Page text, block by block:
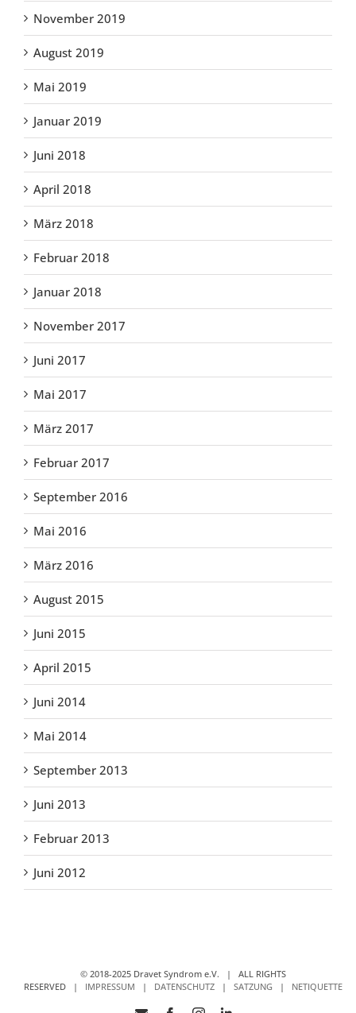
November 2019
August 2019
Mai 2019
Januar 2019
Juni 2018
April 2018
März 2018
Februar 2018
Januar 2018
November 2017
Juni 2017
Mai 2017
März 2017
Februar 2017
September 2016
Mai 2016
März 2016
August 2015
Juni 2015
April 2015
Juni 2014
Mai 2014
September 2013
Juni 2013
Februar 2013
Juni 2012
© 2018-2025 Dravet Syndrom e.V. | ALL RIGHTS
RESERVED | IMPRESSUM | DATENSCHUTZ | SATZUNG | NETIQUETTE